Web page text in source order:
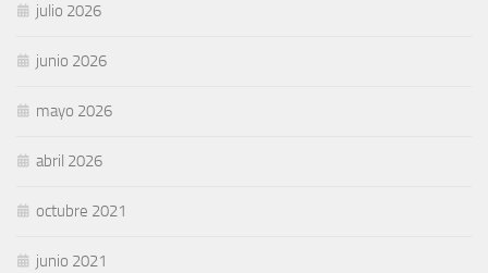
julio 2026
junio 2026
mayo 2026
abril 2026
octubre 2021
junio 2021